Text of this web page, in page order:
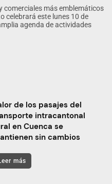
comerciales más emblemáticos
celebrará este lunes 10 de
agenda de actividades
de los pasajes del
intracantonal
en Cuenca se
sin cambios
más